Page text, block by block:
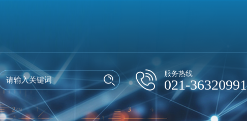
服务热线
021-36320991